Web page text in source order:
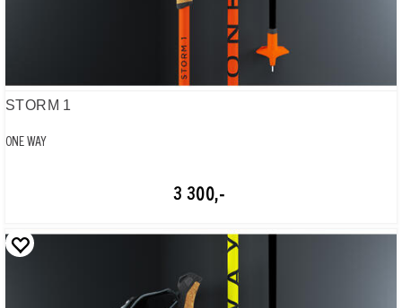
STORM 1
ONE WAY
3 300,-